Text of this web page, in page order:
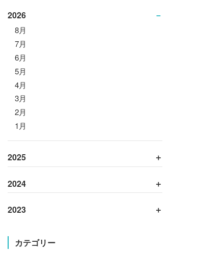
2026
8月
7月
6月
5月
4月
3月
2月
1月
2025
2024
2023
カテゴリー